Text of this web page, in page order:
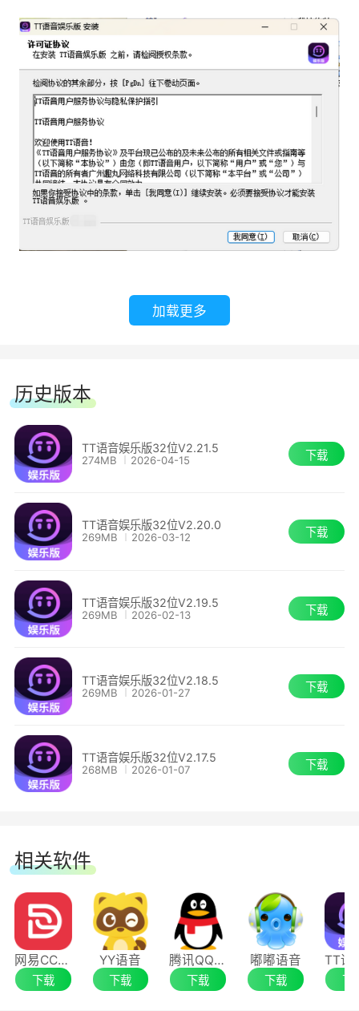
3、语音球
玩家无需跳出游戏，边玩边聊
极省流量，高清音质
4、游戏圈
是一个有态度有情怀专注于游戏讨论的社区
玩家们可以秀心得、炫战力、邂逅手游女神
不用跳出游戏就能联系好友自由沟通;业界最强实
不掉不延迟，只为帮你获得更好的游戏体验。
2.【秒配开黑队友】
汇聚各大热门游戏玩家，分分钟秒配到声音好听、
技术牛逼的大神小姐姐小哥哥们开黑超神!
加载更多
历史版本
TT语音娱乐版32位V2.21.5
274MB 2026-04-15 下载
TT语音娱乐版32位V2.20.0
269MB 2026-03-12 下载
TT语音娱乐版32位V2.19.5
269MB 2026-02-13 下载
TT语音娱乐版32位V2.18.5
269MB 2026-01-27 下载
TT语音娱乐版32位V2.17.5
268MB 2026-01-07 下载
相关软件
网易CC语音
下载
YY语音
下载
腾讯QQ电脑版
下载
嘟嘟语音
下载 下